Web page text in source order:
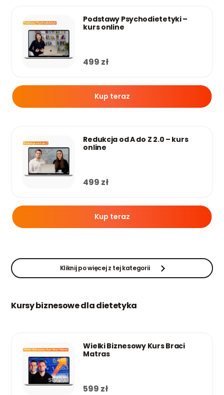
Kliknij po więcej z tej kategorii
Podstawy Psychodietetyki –
kurs online
499 zł
Kup teraz
Redukcja od A do Z 2.0 – kurs
online
499 zł
Kup teraz
Kursy biznesowe dla dietetyka
Wielki Biznesowy Kurs Braci
Matras
599 zł